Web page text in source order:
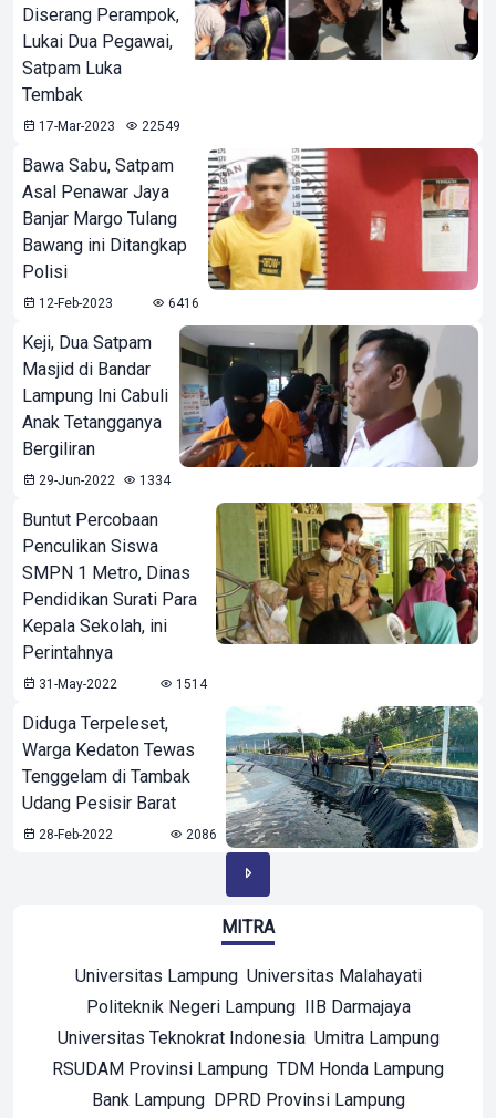
Diserang Perampok,
Lukai Dua Pegawai,
Satpam Luka
Tembak
17-Mar-2023 22549
Bawa Sabu, Satpam
Asal Penawar Jaya
Banjar Margo Tulang
Bawang ini Ditangkap
Polisi
12-Feb-2023 6416
Keji, Dua Satpam
Masjid di Bandar
Lampung Ini Cabuli
Anak Tetangganya
Bergiliran
29-Jun-2022 1334
Buntut Percobaan
Penculikan Siswa
SMPN 1 Metro, Dinas
Pendidikan Surati Para
Kepala Sekolah, ini
Perintahnya
31-May-2022 1514
Diduga Terpeleset,
Warga Kedaton Tewas
Tenggelam di Tambak
Udang Pesisir Barat
28-Feb-2022 2086
MITRA
Universitas Lampung Universitas Malahayati
Politeknik Negeri Lampung IIB Darmajaya
Universitas Teknokrat Indonesia Umitra Lampung
RSUDAM Provinsi Lampung TDM Honda Lampung
Bank Lampung DPRD Provinsi Lampung